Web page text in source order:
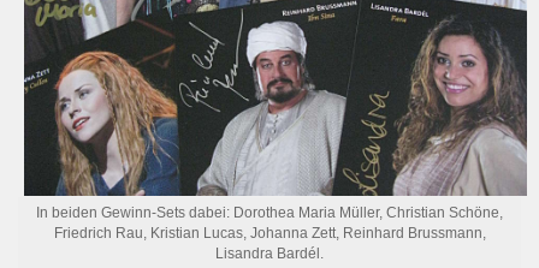
In beiden Gewinn-Sets dabei: Dorothea Maria Müller, Christian Schöne,
Friedrich Rau, Kristian Lucas, Johanna Zett, Reinhard Brussmann,
Lisandra Bardél.